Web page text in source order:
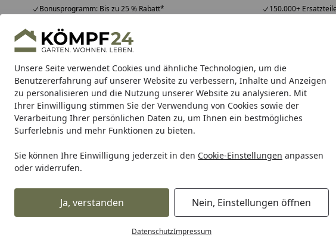
Unsere Seite verwendet Cookies und ähnliche Technologien, um die
Benutzererfahrung auf unserer Website zu verbessern, Inhalte und Anzeigen
zu personalisieren und die Nutzung unserer Website zu analysieren. Mit
Ihrer Einwilligung stimmen Sie der Verwendung von Cookies sowie der
Verarbeitung Ihrer persönlichen Daten zu, um Ihnen ein bestmögliches
Surferlebnis und mehr Funktionen zu bieten.
Sie können Ihre Einwilligung jederzeit in den Cookie-Einstellungen anpassen
oder widerrufen.
Ja, verstanden Nein, Einstellungen öffnen
DatenschutzImpressum
Bonusprogramm: Bis zu 25 % Rabatt* 150.000+ Ersatzteile
Hotline07051 / 9 22 22
Mo-Fr. 8-16 Uhr 25.948 Bewertungen
Alle Produkte
Alle ProdukteHighlights Tipps & Tricks Suche
Startseite
Alles über Teichfilter
Lesezeit: 4 min.
Teichfilter sind ein wesentlicher Bestandteil für die Erhaltung einer gesunden
des Wassers bei und sorgen für ein ausgewogenes Ökosystem, in dem